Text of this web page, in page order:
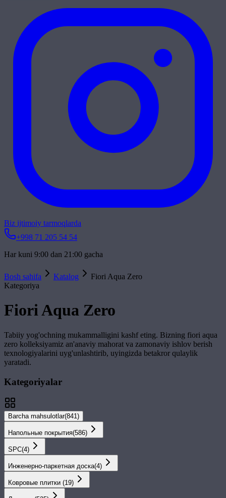
Biz ijtimoiy tarmoqlarda
+998 71 205 54 54
Har kuni 9:00 dan 21:00 gacha
Bosh sahifa Katalog
Fiori Aqua Zero
Kategoriya
Fiori Aqua Zero
Tabiiy yog'ochning mukammalligini kashf eting. Bizning fiori aqua
zero kolleksiyamiz an'anaviy mahorat va zamonaviy ishlov berish
texnologiyalarini uyg'unlashtirib, uyingizda betakror qulaylik
yaratadi.
Kategoriyalar
Barcha mahsulotlar(841)
Напольные покрытия(586)
SPС(4)
Инженерно-паркетная доска(4)
Ковровые плитки (19)